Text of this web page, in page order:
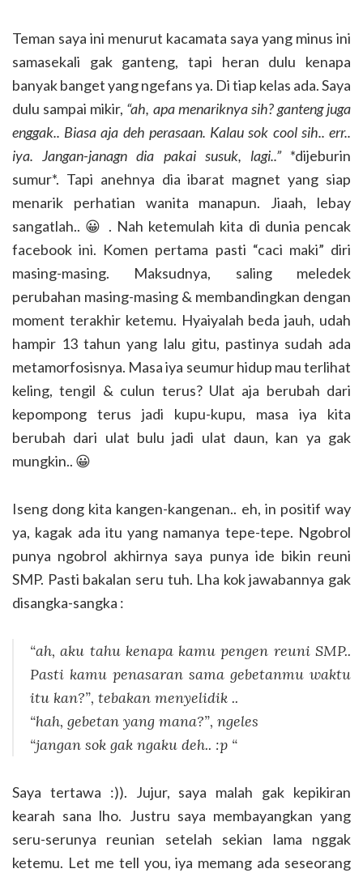
Teman saya ini menurut kacamata saya yang minus ini
samasekali gak ganteng, tapi heran dulu kenapa
banyak banget yang ngefans ya. Di tiap kelas ada. Saya
dulu sampai mikir, “ah, apa menariknya sih? ganteng juga
enggak.. Biasa aja deh perasaan. Kalau sok cool sih.. err..
iya. Jangan-janagn dia pakai susuk, lagi..” *dijeburin
sumur*. Tapi anehnya dia ibarat magnet yang siap
menarik perhatian wanita manapun. Jiaah, lebay
sangatlah.. 😀 . Nah ketemulah kita di dunia pencak
facebook ini. Komen pertama pasti “caci maki” diri
masing-masing. Maksudnya, saling meledek
perubahan masing-masing & membandingkan dengan
moment terakhir ketemu. Hyaiyalah beda jauh, udah
hampir 13 tahun yang lalu gitu, pastinya sudah ada
metamorfosisnya. Masa iya seumur hidup mau terlihat
keling, tengil & culun terus? Ulat aja berubah dari
kepompong terus jadi kupu-kupu, masa iya kita
berubah dari ulat bulu jadi ulat daun, kan ya gak
mungkin.. 😀
Iseng dong kita kangen-kangenan.. eh, in positif way
ya, kagak ada itu yang namanya tepe-tepe. Ngobrol
punya ngobrol akhirnya saya punya ide bikin reuni
SMP. Pasti bakalan seru tuh. Lha kok jawabannya gak
disangka-sangka :
“ah, aku tahu kenapa kamu pengen reuni SMP..
Pasti kamu penasaran sama gebetanmu waktu
itu kan?”, tebakan menyelidik ..
“hah, gebetan yang mana?”, ngeles
“jangan sok gak ngaku deh.. :p “
Saya tertawa :)). Jujur, saya malah gak kepikiran
kearah sana lho. Justru saya membayangkan yang
seru-serunya reunian setelah sekian lama nggak
ketemu. Let me tell you, iya memang ada seseorang